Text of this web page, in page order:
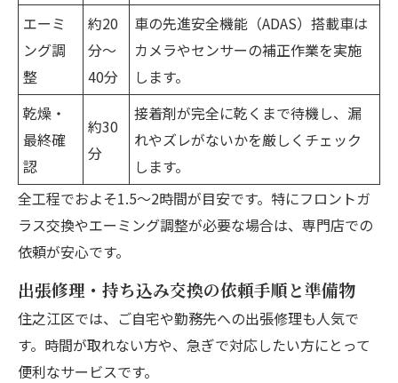
エーミ
ング調
整
約20
分～
40分
車の先進安全機能（ADAS）搭載車は
カメラやセンサーの補正作業を実施
します。
乾燥・
最終確
認
約30
分
接着剤が完全に乾くまで待機し、漏
れやズレがないかを厳しくチェック
します。
全工程でおよそ1.5～2時間が目安です。特にフロントガ
ラス交換やエーミング調整が必要な場合は、専門店での
依頼が安心です。
出張修理・持ち込み交換の依頼手順と準備物
住之江区では、ご自宅や勤務先への出張修理も人気で
す。時間が取れない方や、急ぎで対応したい方にとって
便利なサービスです。